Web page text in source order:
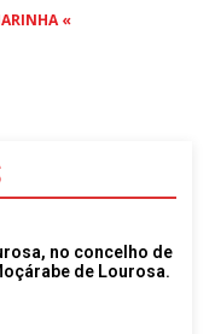
«
no concelho de
de Lourosa.